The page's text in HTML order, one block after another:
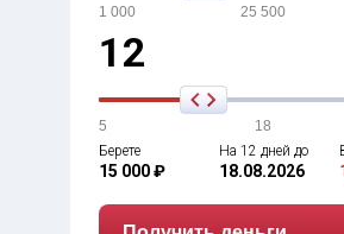
1 000 25 500
12
5 18
Берете
15 000 ₽
На 12 дней до
18.08.2026